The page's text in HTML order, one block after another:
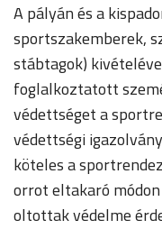
A pályán és a
sportszakemberek,
stábtagok)
foglalkoztatott
védettséget a
védettségi
köteles a
orrot eltakaró
oltottak védelme